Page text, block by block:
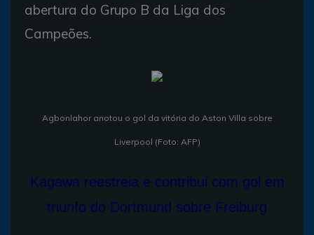
abertura do Grupo B da Liga dos
Campeões.
Agbonlahor anotou o gol da vitória do Aston Villa sobre
Liverpool (Foto: AFP)
Kagawa reestreia e contribui com gol em
triunfo do Dortmund sobre Freiburg